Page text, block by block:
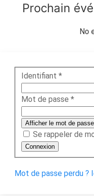
Prochain
No
Identifiant *
Mot de passe *
Afficher le mot de passe
Se rappeler de
Connexion
Mot de passe perdu ?